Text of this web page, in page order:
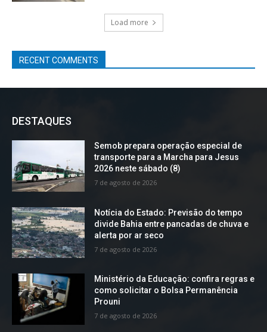
Load more
RECENT COMMENTS
DESTAQUES
Semob prepara operação especial de
transporte para a Marcha para Jesus
2026 neste sábado (8)
7 de agosto de 2026
Notícia do Estado: Previsão do tempo
divide Bahia entre pancadas de chuva e
alerta por ar seco
7 de agosto de 2026
Ministério da Educação: confira regras e
como solicitar o Bolsa Permanência
Prouni
7 de agosto de 2026